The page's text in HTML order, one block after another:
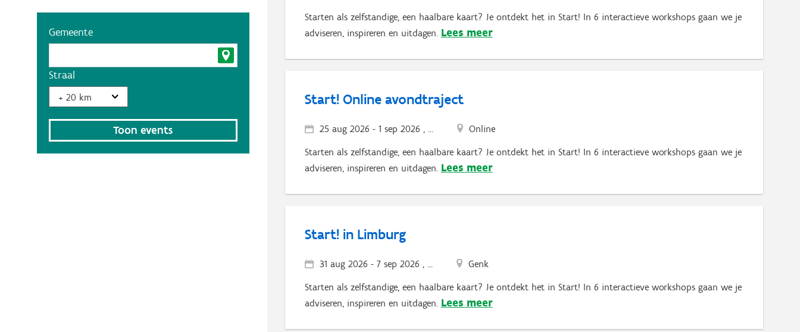
Gemeente
Straal
Starten als zelfstandige, een haalbare kaart? Je ontdekt het in Start! In 6 interactieve workshops gaan we je
adviseren, inspireren en uitdagen. Lees meer
Start! Online avondtraject
25 aug 2026 - 1 sep 2026 , ... Online
Starten als zelfstandige, een haalbare kaart? Je ontdekt het in Start! In 6 interactieve workshops gaan we je
adviseren, inspireren en uitdagen. Lees meer
Start! in Limburg
31 aug 2026 - 7 sep 2026 , ... Genk
Starten als zelfstandige, een haalbare kaart? Je ontdekt het in Start! In 6 interactieve workshops gaan we je
adviseren, inspireren en uitdagen. Lees meer